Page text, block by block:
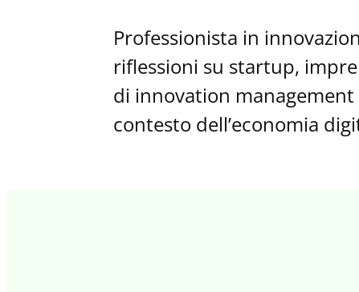
Professionista in
riflessioni su startup,
di innovation
contesto dell’economia